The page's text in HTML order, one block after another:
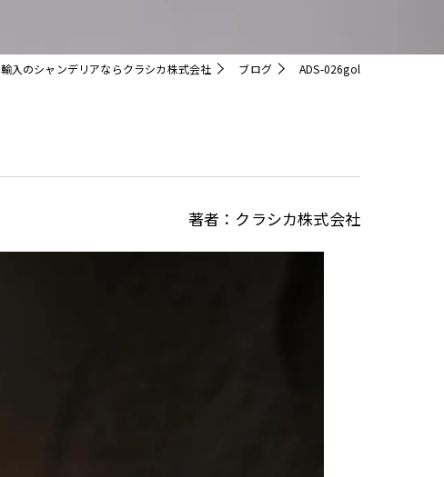
輸入のシャンデリアならクラシカ株式会社 ブログ ADS-026gol
著者：クラシカ株式会社